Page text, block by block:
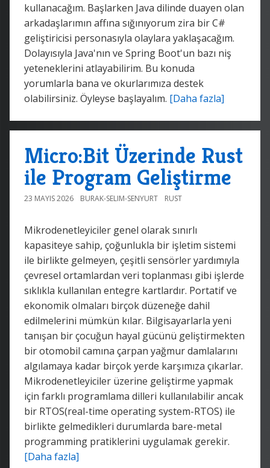
kullanacağım. Başlarken Java dilinde duayen olan
arkadaşlarımın affına sığınıyorum zira bir C#
geliştiricisi personasıyla olaylara yaklaşacağım.
Dolayısıyla Java'nın ve Spring Boot'un bazı niş
yeteneklerini atlayabilirim. Bu konuda
yorumlarla bana ve okurlarımıza destek
olabilirsiniz. Öyleyse başlayalım. [Daha fazla]
Micro:Bit Üzerinde Rust
ile Program Geliştirme
23 MAYIS 2026 BURAK-SELIM-SENYURT RUST
Mikrodenetleyiciler genel olarak sınırlı
kapasiteye sahip, çoğunlukla bir işletim sistemi
ile birlikte gelmeyen, çeşitli sensörler yardımıyla
çevresel ortamlardan veri toplanması gibi işlerde
sıklıkla kullanılan entegre kartlardır. Portatif ve
ekonomik olmaları birçok düzeneğe dahil
edilmelerini mümkün kılar. Bilgisayarlarla yeni
tanışan bir çocuğun hayal gücünü geliştirmekten
bir otomobil camına çarpan yağmur damlalarını
algılamaya kadar birçok yerde karşımıza çıkarlar.
Mikrodenetleyiciler üzerine geliştirme yapmak
için farklı programlama dilleri kullanılabilir ancak
bir RTOS(real-time operating system-RTOS) ile
birlikte gelmedikleri durumlarda bare-metal
programming pratiklerini uygulamak gerekir.
[Daha fazla]